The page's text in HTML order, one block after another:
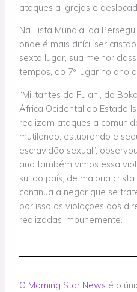
ataques a igrejas e
Na Lista Mundial da
onde é mais difícil ser
sexto lugar, sua melhor
tempos, do 7º lugar no ano
“Militantes do Fulani, do
África Ocidental do Estado
realizam ataques a
mutilando, estuprando e
escravidão sexual”,
ano também vimos essa
sul do país, de maioria
continua a negar que se
por isso as violações dos
realizadas impunemente.”
O Morning Star News é o